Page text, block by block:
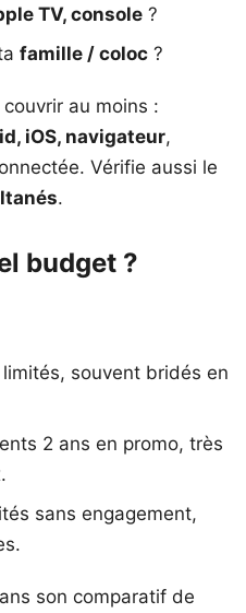
TV, console ?
famille / coloc ?
au moins :
iOS, navigateur,
Vérifie aussi le
.
budget ?
souvent bridés en
2 ans en promo, très
sans engagement,
son comparatif de